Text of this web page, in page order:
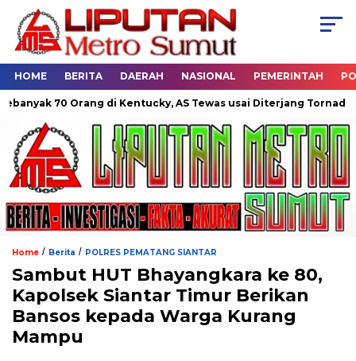
HOME BERITA DAERAH NASIONAL PEMERINTAH
70 Orang di Kentucky, AS Tewas usai Diterjang Tornado
Home / Berita / POLRES PEMATANG SIANTAR
Sambut HUT Bhayangkara ke 80,
Kapolsek Siantar Timur Berikan
Bansos kepada Warga Kurang
Mampu